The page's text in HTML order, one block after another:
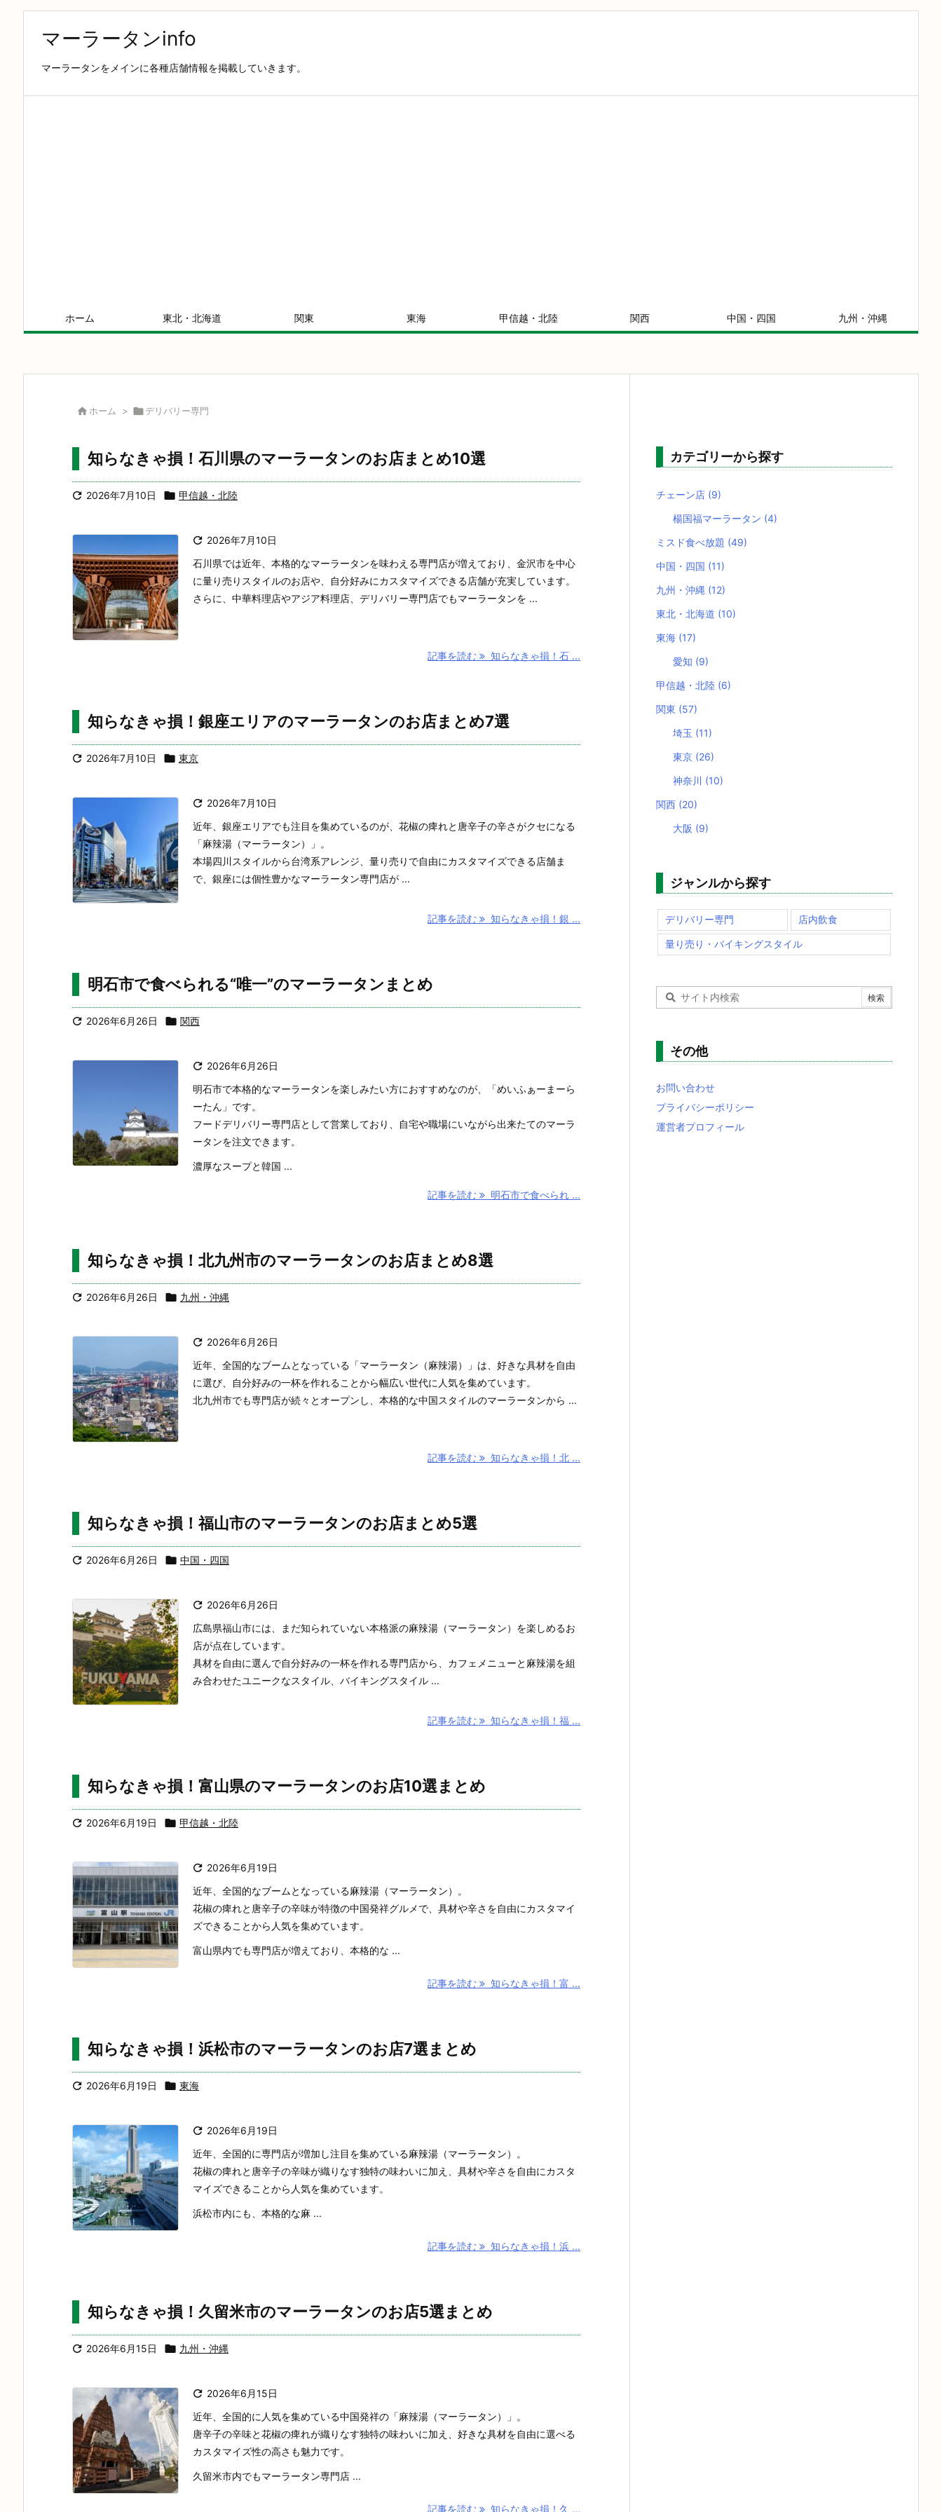
マーラータンinfo
マーラータンをメインに各種店舗情報を掲載していきます。
ホーム 東北・北海道 関東 東海 甲信越・北陸 関西 中国・四国 九州・沖縄
 ホーム > デリバリー専門
知らなきゃ損！石川県のマーラータンのお店まとめ10選
 2026年7月10日  甲信越・北陸
 2026年7月10日
石川県では近年、本格的なマーラータンを味わえる専門店が増えており、金沢市を中心
に量り売りスタイルのお店や、自分好みにカスタマイズできる店舗が充実しています。
さらに、中華料理店やアジア料理店、デリバリー専門店でもマーラータンを ...
記事を読む 知らなきゃ損！石 ...
知らなきゃ損！銀座エリアのマーラータンのお店まとめ7選
 2026年7月10日  東京
 2026年7月10日
近年、銀座エリアでも注目を集めているのが、花椒の痺れと唐辛子の辛さがクセになる
「麻辣湯（マーラータン）」。
本場四川スタイルから台湾系アレンジ、量り売りで自由にカスタマイズできる店舗ま
で、銀座には個性豊かなマーラータン専門店が ...
記事を読む 知らなきゃ損！銀 ...
明石市で食べられる“唯一”のマーラータンまとめ
 2026年6月26日  関西
 2026年6月26日
明石市で本格的なマーラータンを楽しみたい方におすすめなのが、「めいふぁーまーら
ーたん」です。
フードデリバリー専門店として営業しており、自宅や職場にいながら出来たてのマーラ
ータンを注文できます。
濃厚なスープと韓国 ...
記事を読む 明石市で食べられ ...
知らなきゃ損！北九州市のマーラータンのお店まとめ8選
 2026年6月26日  九州・沖縄
 2026年6月26日
近年、全国的なブームとなっている「マーラータン（麻辣湯）」は、好きな具材を自由
に選び、自分好みの一杯を作れることから幅広い世代に人気を集めています。
北九州市でも専門店が続々とオープンし、本格的な中国スタイルのマーラータンから ...
記事を読む 知らなきゃ損！北 ...
知らなきゃ損！福山市のマーラータンのお店まとめ5選
 2026年6月26日  中国・四国
 2026年6月26日
広島県福山市には、まだ知られていない本格派の麻辣湯（マーラータン）を楽しめるお
店が点在しています。
具材を自由に選んで自分好みの一杯を作れる専門店から、カフェメニューと麻辣湯を組
み合わせたユニークなスタイル、バイキングスタイル ...
記事を読む 知らなきゃ損！福 ...
知らなきゃ損！富山県のマーラータンのお店10選まとめ
 2026年6月19日  甲信越・北陸
 2026年6月19日
近年、全国的なブームとなっている麻辣湯（マーラータン）。
花椒の痺れと唐辛子の辛味が特徴の中国発祥グルメで、具材や辛さを自由にカスタマイ
ズできることから人気を集めています。
富山県内でも専門店が増えており、本格的な ...
記事を読む 知らなきゃ損！富 ...
知らなきゃ損！浜松市のマーラータンのお店7選まとめ
 2026年6月19日  東海
 2026年6月19日
近年、全国的に専門店が増加し注目を集めている麻辣湯（マーラータン）。
花椒の痺れと唐辛子の辛味が織りなす独特の味わいに加え、具材や辛さを自由にカスタ
マイズできることから人気を集めています。
浜松市内にも、本格的な麻 ...
記事を読む 知らなきゃ損！浜 ...
知らなきゃ損！久留米市のマーラータンのお店5選まとめ
 2026年6月15日  九州・沖縄
 2026年6月15日
近年、全国的に人気を集めている中国発祥の「麻辣湯（マーラータン）」。
唐辛子の辛味と花椒の痺れが織りなす独特の味わいに加え、好きな具材を自由に選べる
カスタマイズ性の高さも魅力です。
久留米市内でもマーラータン専門店 ...
記事を読む 知らなきゃ損！久 ...
カテゴリーから探す
チェーン店 (9)
楊国福マーラータン (4)
ミスド食べ放題 (49)
中国・四国 (11)
九州・沖縄 (12)
東北・北海道 (10)
東海 (17)
愛知 (9)
甲信越・北陸 (6)
関東 (57)
埼玉 (11)
東京 (26)
神奈川 (10)
関西 (20)
大阪 (9)
ジャンルから探す
デリバリー専門 店内飲食
量り売り・バイキングスタイル
その他
お問い合わせ
プライバシーポリシー
運営者プロフィール